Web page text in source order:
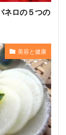
ネロの５つの
美容と健康